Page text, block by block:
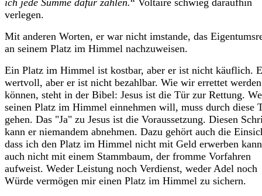
ich jede Summe dafür zahlen.“ Voltaire schwieg daraufhin
verlegen.
Mit anderen Worten, er war nicht imstande, das
an seinem Platz im Himmel nachzuweisen.
Ein Platz im Himmel ist kostbar, aber er ist nicht käuflich.
wertvoll, aber er ist nicht bezahlbar. Wie wir errettet werden
können, steht in der Bibel: Jesus ist die Tür zur Rettung.
seinen Platz im Himmel einnehmen will, muss durch diese
gehen. Das "Ja" zu Jesus ist die Voraussetzung. Diesen
kann er niemandem abnehmen. Dazu gehört auch die
dass ich den Platz im Himmel nicht mit Geld erwerben
auch nicht mit einem Stammbaum, der fromme Vorfahren
aufweist. Weder Leistung noch Verdienst, weder Adel noch
Würde vermögen mir einen Platz im Himmel zu sichern.